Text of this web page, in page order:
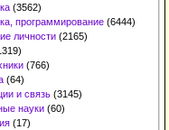
(3562)
программирование (6444)
личности (2165)
(766)
(64)
и связь (3145)
науки (60)
(17)